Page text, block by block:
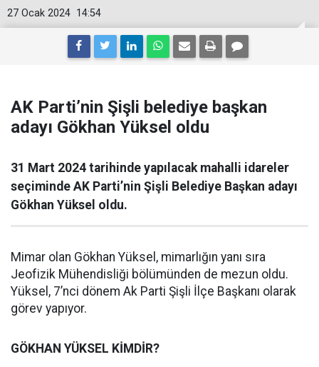
14:54
27 Ocak 2024
AK Parti’nin Şişli belediye başkan
adayı Gökhan Yüksel oldu
31 Mart 2024 tarihinde yapılacak mahalli idareler
seçiminde AK Parti’nin Şişli Belediye Başkan adayı
Gökhan Yüksel oldu.
Mimar olan Gökhan Yüksel, mimarlığın yanı sıra
Jeofizik Mühendisliği bölümünden de mezun oldu.
Yüksel, 7’nci dönem Ak Parti Şişli İlçe Başkanı olarak
görev yapıyor.
GÖKHAN YÜKSEL KİMDİR?